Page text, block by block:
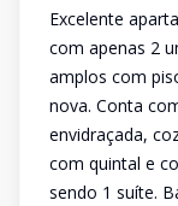
Excelente
com apenas 2
amplos com
nova. Conta
envidraçada,
com quintal e
sendo 1 suíte.